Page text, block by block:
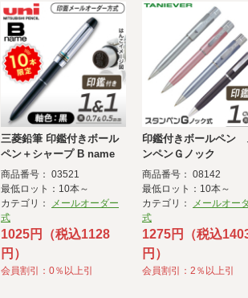
三菱鉛筆 印鑑付きボール
ペン＋シャープ B name
ダブルペン(メールオーダ
ー式
商品番号： 03521
最低ロット：10本～
カテゴリ：
メールオーダー
式
1025円（税込1128
円）
会員割引：0％以上引
印鑑付きボールペン
ンペンＧノック
商品番号： 08142
最低ロット：10本～
カテゴリ：
メールオー
式
1275円（税込
円）
会員割引：2％以上引